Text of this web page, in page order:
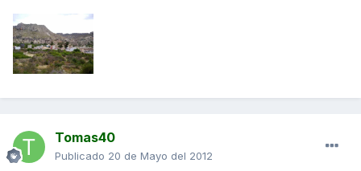
Tomas40
Publicado 20 de Mayo del 2012